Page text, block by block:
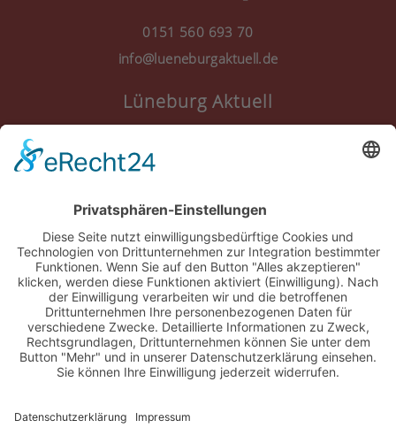
0151 560 693 70
info@lueneburgaktuell.de
Lüneburg Aktuell
Nutzungsbedingungen
Über Uns
Datenschutz
Kontakt
Impressum
Cookie-Einstellungen